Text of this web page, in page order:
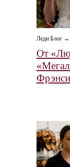
Леди Блог →
От